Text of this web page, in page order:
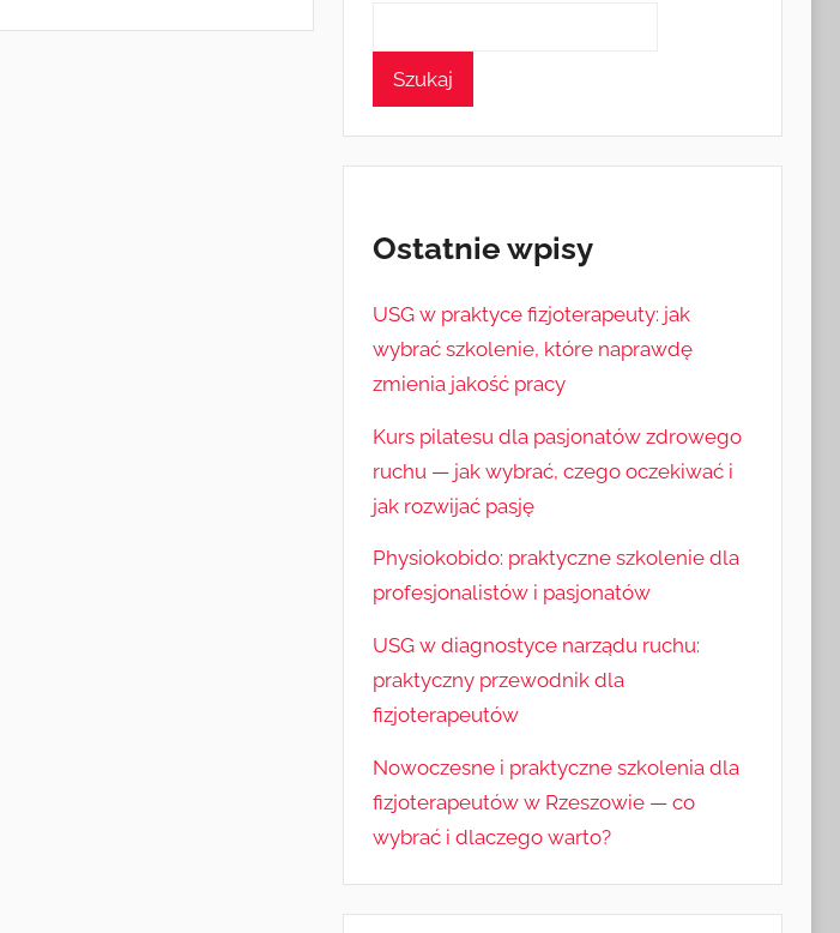
Szukaj
Ostatnie wpisy
USG w praktyce fizjoterapeuty: jak
wybrać szkolenie, które naprawdę
zmienia jakość pracy
Kurs pilatesu dla pasjonatów zdrowego
ruchu — jak wybrać, czego oczekiwać i
jak rozwijać pasję
Physiokobido: praktyczne szkolenie dla
profesjonalistów i pasjonatów
USG w diagnostyce narządu ruchu:
praktyczny przewodnik dla
fizjoterapeutów
Nowoczesne i praktyczne szkolenia dla
fizjoterapeutów w Rzeszowie — co
wybrać i dlaczego warto?